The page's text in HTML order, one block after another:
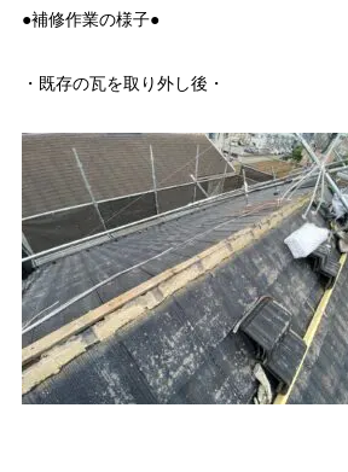
●補修作業の様子●
・既存の瓦を取り外し後・